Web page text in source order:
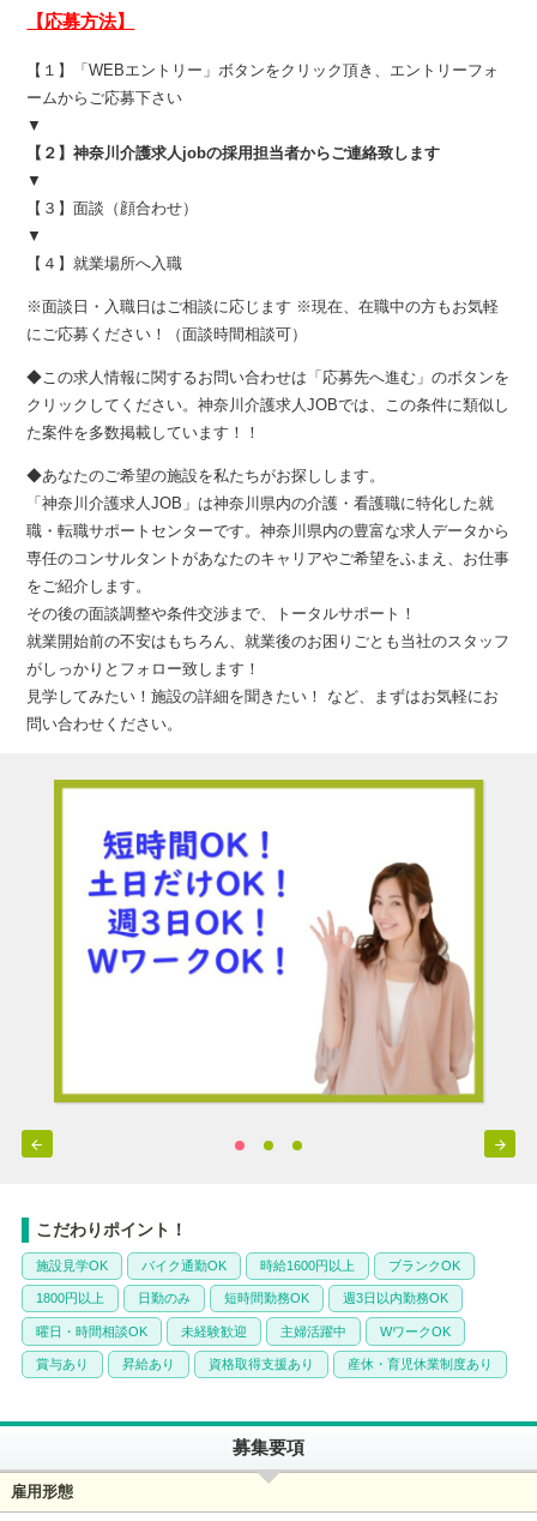
【応募方法】
【１】「WEBエントリー」ボタンをクリック頂き、エントリーフォ
ームからご応募下さい
▼
【２】神奈川介護求人jobの採用担当者からご連絡致します
▼
【３】面談（顔合わせ）
▼
【４】就業場所へ入職
※面談日・入職日はご相談に応じます ※現在、在職中の方もお気軽
にご応募ください！（面談時間相談可）
◆この求人情報に関するお問い合わせは「応募先へ進む」のボタンを
クリックしてください。神奈川介護求人JOBでは、この条件に類似し
た案件を多数掲載しています！！
◆あなたのご希望の施設を私たちがお探しします。
「神奈川介護求人JOB」は神奈川県内の介護・看護職に特化した就
職・転職サポートセンターです。神奈川県内の豊富な求人データから
専任のコンサルタントがあなたのキャリアやご希望をふまえ、お仕事
をご紹介します。
その後の面談調整や条件交渉まで、トータルサポート！
就業開始前の不安はもちろん、就業後のお困りごとも当社のスタッフ
がしっかりとフォロー致します！
見学してみたい！施設の詳細を聞きたい！ など、まずはお気軽にお
問い合わせください。
 
こだわりポイント！
施設見学OK バイク通勤OK 時給1600円以上 ブランクOK
1800円以上 日勤のみ 短時間勤務OK 週3日以内勤務OK
曜日・時間相談OK 未経験歓迎 主婦活躍中 WワークOK
賞与あり 昇給あり 資格取得支援あり 産休・育児休業制度あり
募集要項
雇用形態